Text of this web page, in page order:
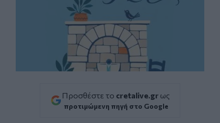
Προσθέστε το cretalive.gr ως
προτιμώμενη πηγή στο Google